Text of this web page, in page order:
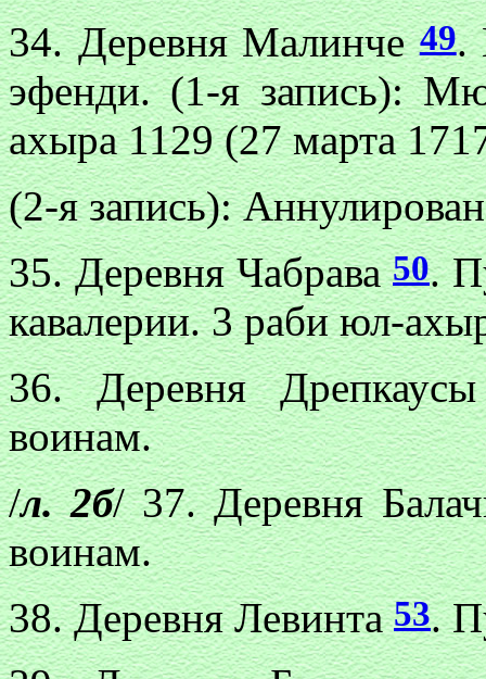
34. Деревня Малинче49.
эфенди. (1-я запись):
ахыра 1129 (27 марта
(2-я запись):
35. Деревня Чабрава50.
кавалерии. 3 раби юл-
36. Деревня
воинам.
/л. 2б/ 37. Деревня
воинам.
38. Деревня Левинта53.